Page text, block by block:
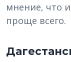
мнение, что
проще всего.